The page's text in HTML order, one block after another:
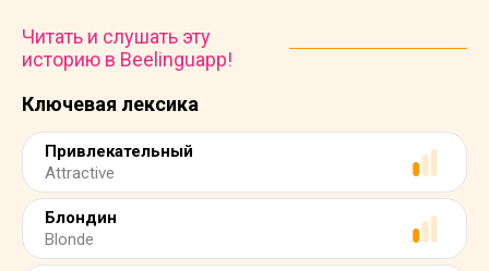
Ключевая лексика
Привлекательный
Attractive
Блондин
Blonde
Читать и слушать эту
историю в Beelinguapp!